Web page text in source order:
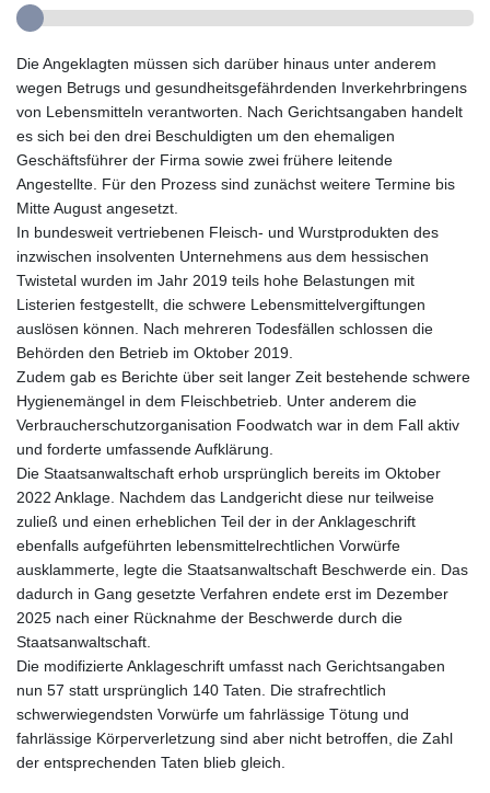
Die Angeklagten müssen sich darüber hinaus unter anderem
wegen Betrugs und gesundheitsgefährdenden Inverkehrbringens
von Lebensmitteln verantworten. Nach Gerichtsangaben handelt
es sich bei den drei Beschuldigten um den ehemaligen
Geschäftsführer der Firma sowie zwei frühere leitende
Angestellte. Für den Prozess sind zunächst weitere Termine bis
Mitte August angesetzt.
In bundesweit vertriebenen Fleisch- und Wurstprodukten des
inzwischen insolventen Unternehmens aus dem hessischen
Twistetal wurden im Jahr 2019 teils hohe Belastungen mit
Listerien festgestellt, die schwere Lebensmittelvergiftungen
auslösen können. Nach mehreren Todesfällen schlossen die
Behörden den Betrieb im Oktober 2019.
Zudem gab es Berichte über seit langer Zeit bestehende schwere
Hygienemängel in dem Fleischbetrieb. Unter anderem die
Verbraucherschutzorganisation Foodwatch war in dem Fall aktiv
und forderte umfassende Aufklärung.
Die Staatsanwaltschaft erhob ursprünglich bereits im Oktober
2022 Anklage. Nachdem das Landgericht diese nur teilweise
zuließ und einen erheblichen Teil der in der Anklageschrift
ebenfalls aufgeführten lebensmittelrechtlichen Vorwürfe
ausklammerte, legte die Staatsanwaltschaft Beschwerde ein. Das
dadurch in Gang gesetzte Verfahren endete erst im Dezember
2025 nach einer Rücknahme der Beschwerde durch die
Staatsanwaltschaft.
Die modifizierte Anklageschrift umfasst nach Gerichtsangaben
nun 57 statt ursprünglich 140 Taten. Die strafrechtlich
schwerwiegendsten Vorwürfe um fahrlässige Tötung und
fahrlässige Körperverletzung sind aber nicht betroffen, die Zahl
der entsprechenden Taten blieb gleich.